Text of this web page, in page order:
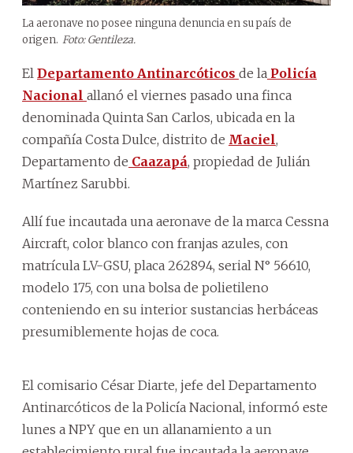
La aeronave no posee ninguna denuncia en su país de
origen. Foto: Gentileza.
El Departamento Antinarcóticos de la Policía
Nacional allanó el viernes pasado una finca
denominada Quinta San Carlos, ubicada en la
compañía Costa Dulce, distrito de Maciel,
Departamento de Caazapá, propiedad de Julián
Martínez Sarubbi.
Allí fue incautada una aeronave de la marca Cessna
Aircraft, color blanco con franjas azules, con
matrícula LV-GSU, placa 262894, serial N° 56610,
modelo 175, con una bolsa de polietileno
conteniendo en su interior sustancias herbáceas
presumiblemente hojas de coca.
El comisario César Diarte, jefe del Departamento
Antinarcóticos de la Policía Nacional, informó este
lunes a NPY que en un allanamiento a un